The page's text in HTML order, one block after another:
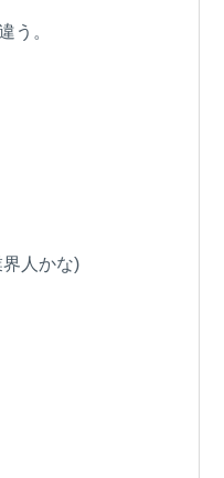
。
人かな)